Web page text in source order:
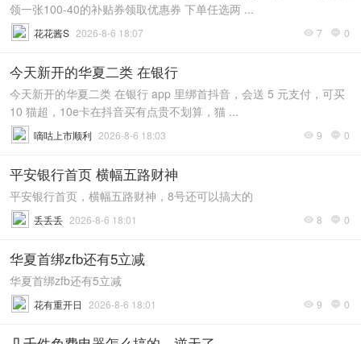
领一张100-40的补贴券领取优惠券 下单任选两 ...
 7  0
花花酱S 2026-8-6 18:07
今天新开的华夏二类 在银行
今天新开的华夏二类 在银行 app 里绑首抖音，会送 5 元支付，可买
10 猫超，10e卡在抖音买有点贵不划算，猫 ...
 9  0
嘀咕上市顺利 2026-8-6 18:03
平安银行首页 横幅五路财神
平安银行首页，横幅五路财神，8号还可以搞大的
 8  0
丢丢丢 2026-8-6 18:01
华夏首绑zfb还有5立减
华夏首绑zfb还有5立减
 9  0
花有重开日 2026-8-6 18:01